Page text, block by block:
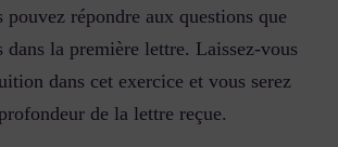
pouvez répondre aux questions que
dans la première lettre. Laissez-vous
dans cet exercice et vous serez
de la lettre reçue.